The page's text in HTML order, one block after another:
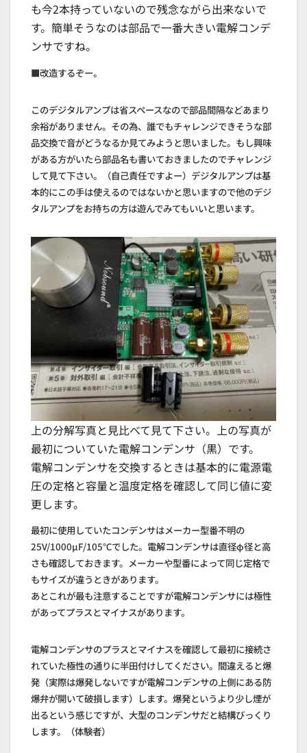
も今2本持っていないので残念ながら出来ないで
す。簡単そうなのは部品で一番大きい電解コンデ
ンサですね。
■改造するぞー。
このデジタルアンプは省スペースなので部品間隔などあまり
余裕がありません。その為、誰でもチャレンジできそうな部
品交換で音がどうなるか見てみようと思いました。もし興味
がある方がいたら部品名も書いておきましたのでチャレンジ
して見て下さい。（自己責任ですよー）デジタルアンプは基
本的にこの手は使えるのではないかと思いますので他のデジ
タルアンプをお持ちの方は遊んでみてもいいと思います。
上の分解写真と見比べて見て下さい。上の写真が
最初についていた電解コンデンサ（黒）です。
電解コンデンサを交換するときは基本的に電源電
圧の定格と容量と温度定格を確認して同じ値に変
更します。
最初に使用していたコンデンサはメーカー型番不明の
25V/1000μF/105℃でした。電解コンデンサは直径φ径と高
さも確認しておきます。メーカーや型番によって同じ定格で
もサイズが違うときがあります。
あとこれが最も注意することですが電解コンデンサには極性
があってプラスとマイナスがあります。
電解コンデンサのプラスとマイナスを確認して最初に接続さ
れていた極性の通りに半田付けしてください。間違えると爆
発（実際は爆発しないですが電解コンデンサの上側にある防
爆弁が開いて破損します）します。爆発というより少し煙が
出るという感じですが、大型のコンデンサだと結構びっくり
します。（体験者）